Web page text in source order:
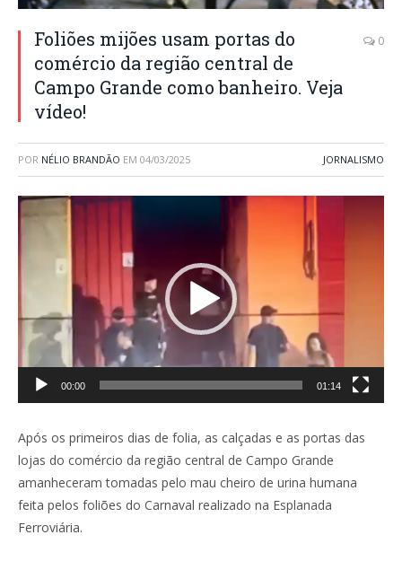
Foliões mijões usam portas do
comércio da região central de
Campo Grande como banheiro. Veja
vídeo!
0
POR NÉLIO BRANDÃO EM 04/03/2025 JORNALISMO
Tocador
00:00 01:14
Após os primeiros dias de folia, as calçadas e as portas das
lojas do comércio da região central de Campo Grande
amanheceram tomadas pelo mau cheiro de urina humana
feita pelos foliões do Carnaval realizado na Esplanada
Ferroviária.